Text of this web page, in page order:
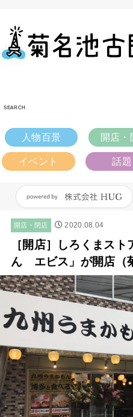
SEARCH
人物百景 開店・
イベント 話題
開店・閉店 2020.08.04
［開店］しろくまス
ん エビス」が開店（